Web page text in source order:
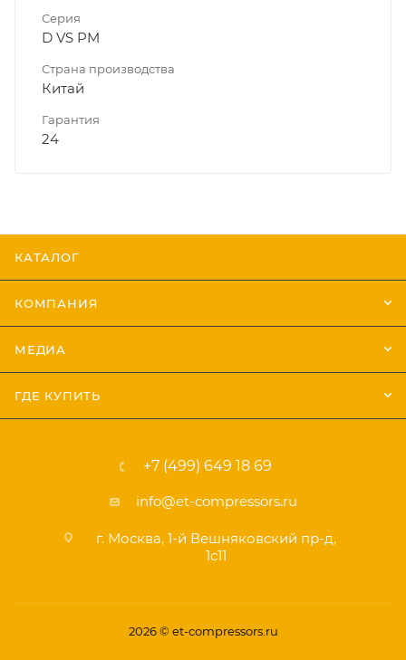
Серия
D VS PM
Страна производства
Китай
Гарантия
24
КАТАЛОГ
КОМПАНИЯ
МЕДИА
ГДЕ КУПИТЬ
+7 (499) 649 18 69
info@et-compressors.ru
г. Москва, 1-й Вешняковский пр-д,
1с11
2026 © et-compressors.ru